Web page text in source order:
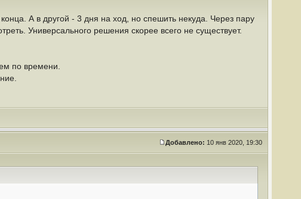
А в другой - 3 дня на ход, но спешить некуда. Через пару
Универсального решения скорее всего не существует.
по времени.
Добавлено: 10 янв 2020, 19:30